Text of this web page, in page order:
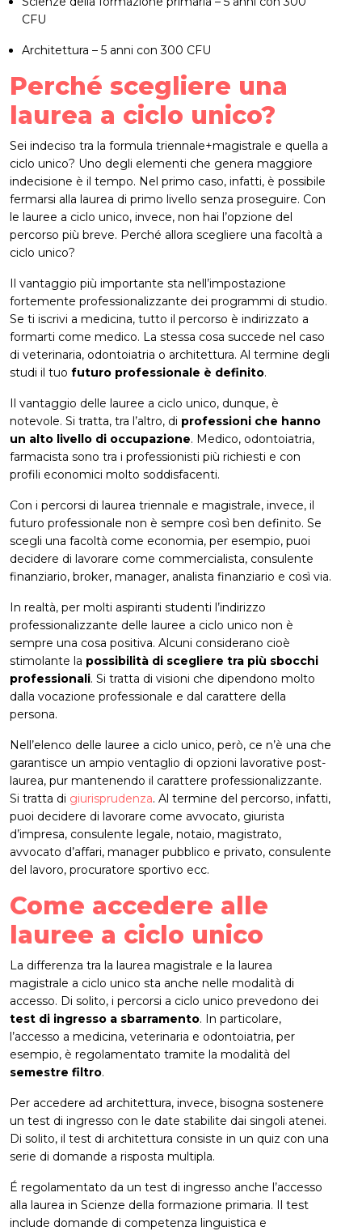
CFU
Architettura – 5 anni con 300 CFU
Perché scegliere una
laurea a ciclo unico?
Sei indeciso tra la formula triennale+magistrale e quella a
ciclo unico? Uno degli elementi che genera maggiore
indecisione è il tempo. Nel primo caso, infatti, è possibile
fermarsi alla laurea di primo livello senza proseguire. Con
le lauree a ciclo unico, invece, non hai l’opzione del
percorso più breve. Perché allora scegliere una facoltà a
ciclo unico?
Il vantaggio più importante sta nell’impostazione
fortemente professionalizzante dei programmi di studio.
Se ti iscrivi a medicina, tutto il percorso è indirizzato a
formarti come medico. La stessa cosa succede nel caso
di veterinaria, odontoiatria o architettura. Al termine degli
studi il tuo futuro professionale è definito.
Il vantaggio delle lauree a ciclo unico, dunque, è
notevole. Si tratta, tra l’altro, di professioni che hanno
un alto livello di occupazione. Medico, odontoiatria,
farmacista sono tra i professionisti più richiesti e con
profili economici molto soddisfacenti.
Con i percorsi di laurea triennale e magistrale, invece, il
futuro professionale non è sempre così ben definito. Se
scegli una facoltà come economia, per esempio, puoi
decidere di lavorare come commercialista, consulente
finanziario, broker, manager, analista finanziario e così via.
In realtà, per molti aspiranti studenti l’indirizzo
professionalizzante delle lauree a ciclo unico non è
sempre una cosa positiva. Alcuni considerano cioè
stimolante la possibilità di scegliere tra più sbocchi
professionali. Si tratta di visioni che dipendono molto
dalla vocazione professionale e dal carattere della
persona.
Nell’elenco delle lauree a ciclo unico, però, ce n’è una che
garantisce un ampio ventaglio di opzioni lavorative post-
laurea, pur mantenendo il carattere professionalizzante.
Si tratta di giurisprudenza. Al termine del percorso, infatti,
puoi decidere di lavorare come avvocato, giurista
d’impresa, consulente legale, notaio, magistrato,
avvocato d’affari, manager pubblico e privato, consulente
del lavoro, procuratore sportivo ecc.
Come accedere alle
lauree a ciclo unico
La differenza tra la laurea magistrale e la laurea
magistrale a ciclo unico sta anche nelle modalità di
accesso. Di solito, i percorsi a ciclo unico prevedono dei
test di ingresso a sbarramento. In particolare,
l’accesso a medicina, veterinaria e odontoiatria, per
esempio, è regolamentato tramite la modalità del
semestre filtro.
Per accedere ad architettura, invece, bisogna sostenere
un test di ingresso con le date stabilite dai singoli atenei.
Di solito, il test di architettura consiste in un quiz con una
serie di domande a risposta multipla.
É regolamentato da un test di ingresso anche l’accesso
alla laurea in Scienze della formazione primaria. Il test
include domande di competenza linguistica e